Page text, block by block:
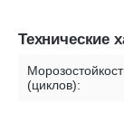
Технические
(циклов):